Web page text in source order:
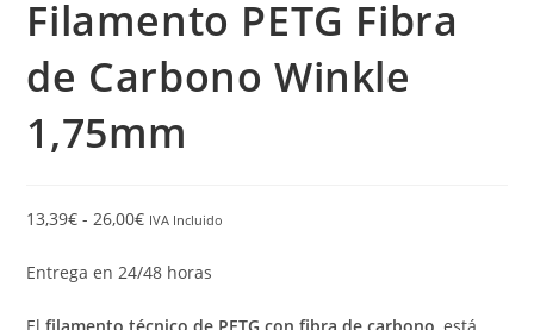
Filamento PETG Fibra
de Carbono Winkle
1,75mm
13,39€ - 26,00€ IVA Incluido
Entrega en 24/48 horas